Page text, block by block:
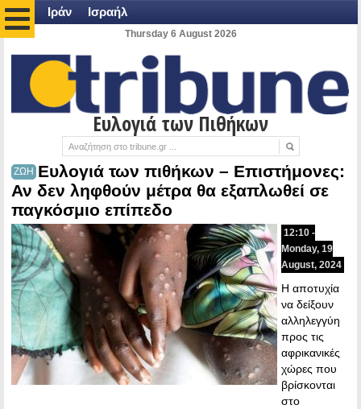
Ιράν Ισραήλ
Thursday 6 August 2026
Ευλογιά των Πιθήκων
ΖΩΗ Ευλογιά των πιθήκων – Επιστήμονες:
Αν δεν ληφθούν μέτρα θα εξαπλωθεί σε
παγκόσμιο επίπεδο
12:10 -
Monday, 19
August, 2024
Η αποτυχία
να δείξουν
αλληλεγγύη
προς τις
αφρικανικές
χώρες που
βρίσκονται
στο